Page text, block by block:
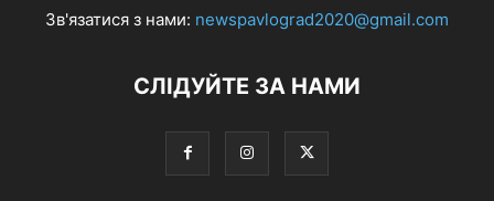
Зв'язатися з нами: newspavlograd2020@gmail.com
СЛІДУЙТЕ ЗА НАМИ